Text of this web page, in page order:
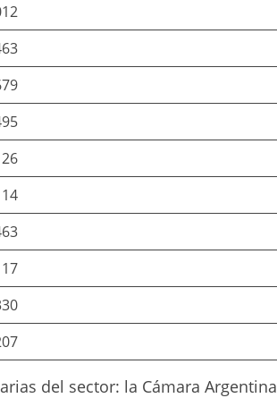
del sector: la Cámara Argentina